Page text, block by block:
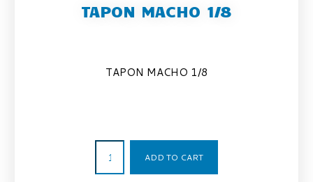
TAPON MACHO 1/8
TAPON MACHO 1/8
ADD TO CART